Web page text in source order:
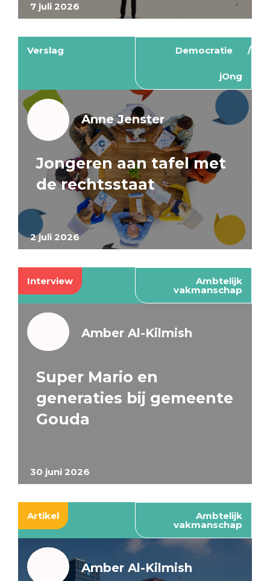
7 juli 2026
Verslag Democratie
jOng
2 juli 2026
Anne Jenster
Jongeren aan tafel met
de rechtsstaat
Interview Ambtelijk
vakmanschap
30 juni 2026
Amber Al-Kilmish
Super Mario en
generaties bij gemeente
Gouda
Artikel Ambtelijk
vakmanschap
Amber Al-Kilmish